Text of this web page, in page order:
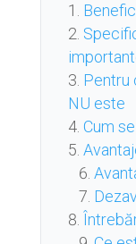
Pentru
NU este
Cum